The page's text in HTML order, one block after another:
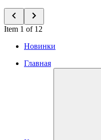
Item 1 of 12
Новинки
Главная